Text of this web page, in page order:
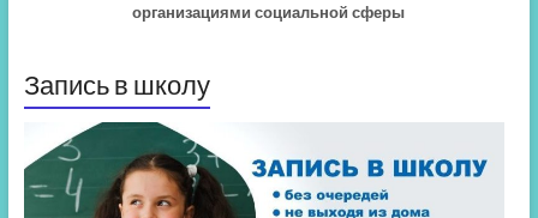
организациями социальной сферы
Запись в школу